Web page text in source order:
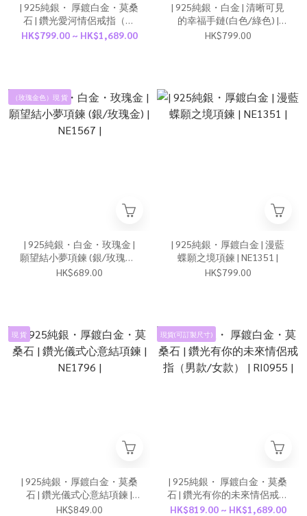
| 925純銀・ 厚鍍白金・莫桑
石 | 鑽光愛河情侶戒指（男
款/女款） | RI0870 |
HK$799.00 ~ HK$1,689.00
| 925純銀・白金 | 清晰可見
的幸福手鏈(白色/綠色) |
BR1511 |
HK$799.00
（玫瑰金色）現 貨
| 925純銀・白金・玫瑰金 |
願望結小夢項鍊 (銀/玫瑰金)
| NE1567 |
HK$689.00
| 925純銀・厚鍍白金 | 漫藍
蝶願之境項鍊 | NE1351 |
HK$799.00
現 貨
| 925純銀・厚鍍白金・莫桑
石 | 鑽光儀式心意結項鍊 |
NE1796 |
HK$849.00
現貨(可訂製尺寸)
| 925純銀・ 厚鍍白金・莫桑
石 | 鑽光有你的未來情侶戒指
（男款/女款） | RI0955 |
HK$819.00 ~ HK$1,689.00